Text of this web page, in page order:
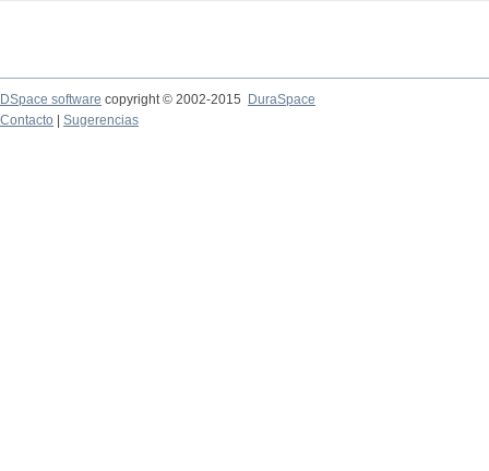
DSpace software copyright © 2002-2015
DuraSpace
Contacto
Sugerencias